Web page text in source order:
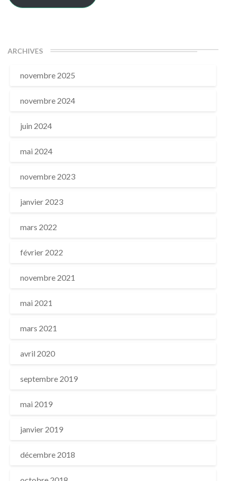
ARCHIVES
novembre 2025
novembre 2024
juin 2024
mai 2024
novembre 2023
janvier 2023
mars 2022
février 2022
novembre 2021
mai 2021
mars 2021
avril 2020
septembre 2019
mai 2019
janvier 2019
décembre 2018